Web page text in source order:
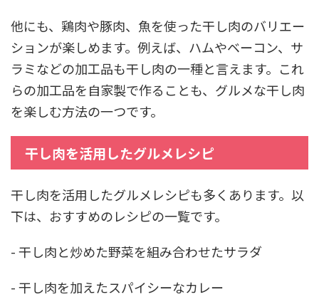
他にも、鶏肉や豚肉、魚を使った干し肉のバリエー
ションが楽しめます。例えば、ハムやベーコン、サ
ラミなどの加工品も干し肉の一種と言えます。これ
らの加工品を自家製で作ることも、グルメな干し肉
を楽しむ方法の一つです。
干し肉を活用したグルメレシピ
干し肉を活用したグルメレシピも多くあります。以
下は、おすすめのレシピの一覧です。
- 干し肉と炒めた野菜を組み合わせたサラダ
- 干し肉を加えたスパイシーなカレー